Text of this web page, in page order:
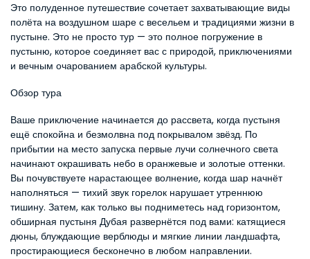
Это полуденное путешествие сочетает захватывающие виды
полёта на воздушном шаре с весельем и традициями жизни в
пустыне. Это не просто тур — это полное погружение в
пустыню, которое соединяет вас с природой, приключениями
и вечным очарованием арабской культуры.
Обзор тура
Ваше приключение начинается до рассвета, когда пустыня
ещё спокойна и безмолвна под покрывалом звёзд. По
прибытии на место запуска первые лучи солнечного света
начинают окрашивать небо в оранжевые и золотые оттенки.
Вы почувствуете нарастающее волнение, когда шар начнёт
наполняться — тихий звук горелок нарушает утреннюю
тишину. Затем, как только вы подниметесь над горизонтом,
обширная пустыня Дубая развернётся под вами: катящиеся
дюны, блуждающие верблюды и мягкие линии ландшафта,
простирающиеся бесконечно в любом направлении.